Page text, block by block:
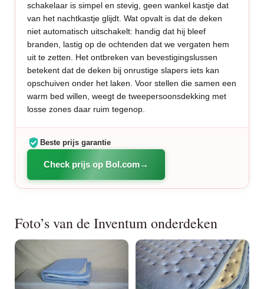
schakelaar is simpel en stevig, geen wankel kastje dat
van het nachtkastje glijdt. Wat opvalt is dat de deken
niet automatisch uitschakelt: handig dat hij bleef
branden, lastig op de ochtenden dat we vergaten hem
uit te zetten. Het ontbreken van bevestigingslussen
betekent dat de deken bij onrustige slapers iets kan
opschuiven onder het laken. Voor stellen die samen een
warm bed willen, weegt de tweepersoonsdekking met
losse zones daar ruim tegenop.
Beste prijs garantie
Check prijs op Bol.com
Foto’s van de Inventum onderdeken